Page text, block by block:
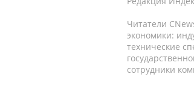
Читатели
экономики:
технические
сотрудники